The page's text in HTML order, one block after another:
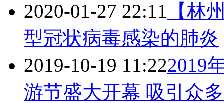
2020-01-27 22:11 【林
型冠状病毒感染的肺炎
2019-10-19 11:222019
游节盛大开幕 吸引众